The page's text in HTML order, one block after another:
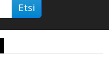
Etsi